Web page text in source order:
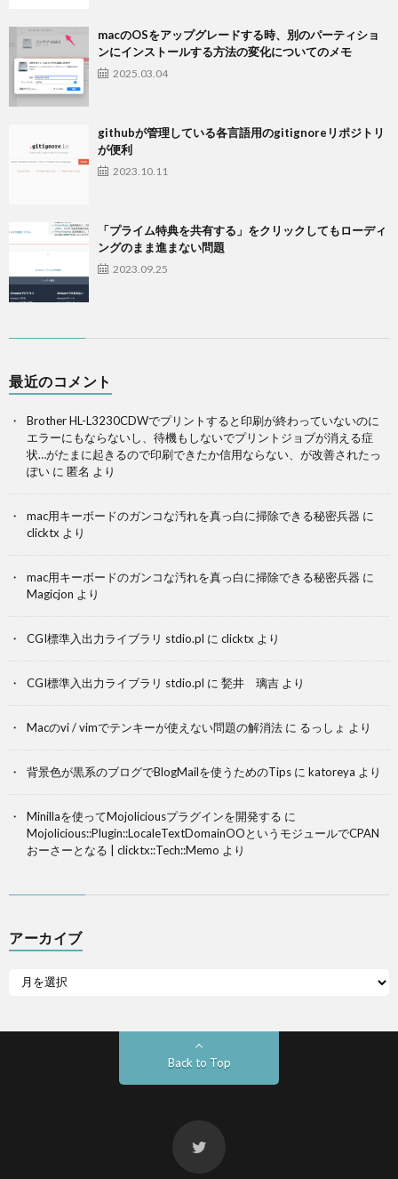
macのOSをアップグレードする時、別のパーティショ
ンにインストールする方法の変化についてのメモ
2025.03.04
githubが管理している各言語用のgitignoreリポジトリ
が便利
2023.10.11
「プライム特典を共有する」をクリックしてもローディ
ングのまま進まない問題
2023.09.25
最近のコメント
Brother HL-L3230CDWでプリントすると印刷が終わっていないのに
エラーにもならないし、待機もしないでプリントジョブが消える症
状…がたまに起きるので印刷できたか信用ならない、が改善されたっ
ぽい に 匿名 より
mac用キーボードのガンコな汚れを真っ白に掃除できる秘密兵器 に
clicktx より
mac用キーボードのガンコな汚れを真っ白に掃除できる秘密兵器 に
Magicjon より
CGI標準入出力ライブラリ stdio.pl に clicktx より
CGI標準入出力ライブラリ stdio.pl に 甃井 璃吉 より
Macのvi / vimでテンキーが使えない問題の解消法 に るっしょ より
背景色が黒系のブログでBlogMailを使うためのTips に katoreya より
Minillaを使ってMojoliciousプラグインを開発する に
Mojolicious::Plugin::LocaleTextDomainOOというモジュールでCPAN
おーさーとなる | clicktx::Tech::Memo より
アーカイブ
Back to Top